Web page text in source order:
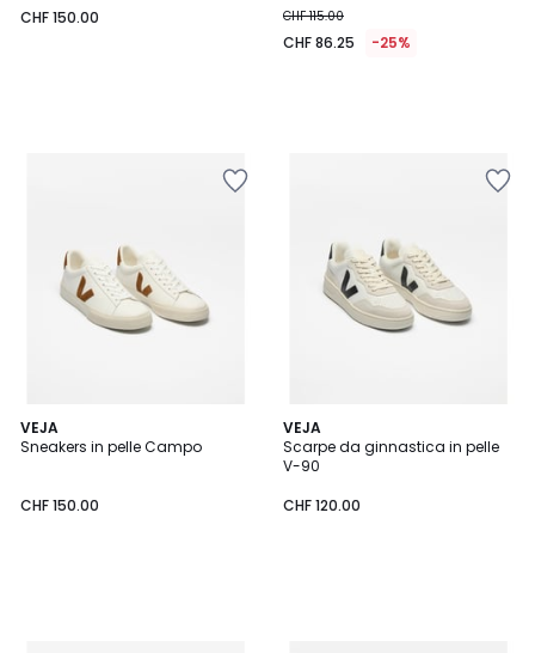
CHF 150.00
CHF 115.00
CHF 86.25 -25%
VEJA
Sneakers in pelle Campo
CHF 150.00
VEJA
Scarpe da ginnastica in pelle
V-90
CHF 120.00